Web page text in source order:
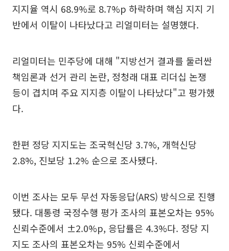
지지율 역시 68.9%로 8.7%p 하락하며 핵심 지지 기
반에서 이탈이 나타났다고 리얼미터는 설명했다.
리얼미터는 민주당에 대해 "지방선거 결과를 둘러싼
책임론과 선거 관리 논란, 정청래 대표 리더십 논쟁
등이 겹치며 주요 지지층 이탈이 나타났다"고 평가했
다.
한편 정당 지지도는 조국혁신당 3.7%, 개혁신당
2.8%, 진보당 1.2% 순으로 조사됐다.
이번 조사는 모두 무선 자동응답(ARS) 방식으로 진행
됐다. 대통령 국정수행 평가 조사의 표본오차는 95%
신뢰수준에서 ±2.0%p, 응답률은 4.3%다. 정당 지
지도 조사의 표본오차는 95% 신뢰수준에서